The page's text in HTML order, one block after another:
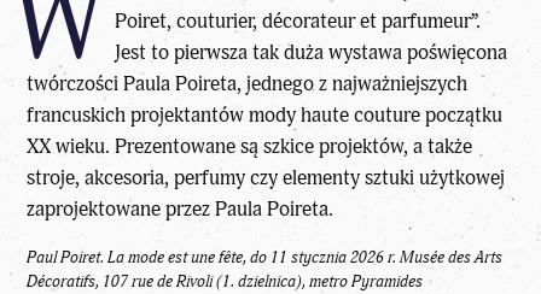
W
Poiret, couturier, décorateur et parfumeur”.
Jest to pierwsza tak duża wystawa poświęcona
twórczości Paula Poireta, jednego z najważniejszych
francuskich projektantów mody haute couture początku
XX wieku. Prezentowane są szkice projektów, a także
stroje, akcesoria, perfumy czy elementy sztuki użytkowej
zaprojektowane przez Paula Poireta.
Paul Poiret. La mode est une fête, do 11 stycznia 2026 r. Musée des Arts
Décoratifs, 107 rue de Rivoli (1. dzielnica), metro Pyramides